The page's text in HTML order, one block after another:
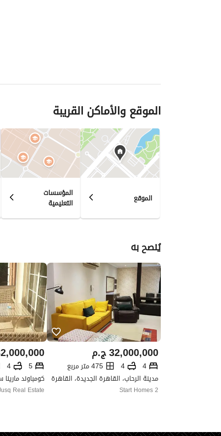
الموقع والأماكن القريبة
الموقع المؤسسات
التعليمية
يُنصح به
ج.م32,000,000
4
4
475 متر مربع
مدينة الرحاب، القاهرة الجديدة، القاهرة
Start Homes 2
5
4
Real Estate